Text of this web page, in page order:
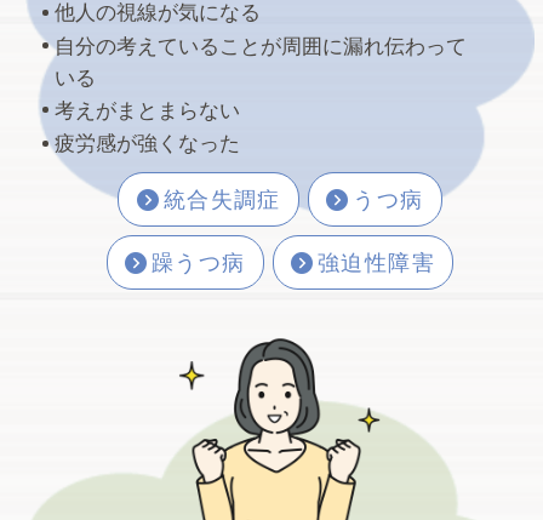
お腹の違和感が消えて元気になってきたの
で、早速サウナへ行きました。お店の前で順
番に並んでいると近所に住むと思…
2026.07.09
【月曜日（偶数週）の診療開始のお知らせ/８
月から】荒川区・町屋・東尾久で精神科・
心療内科をお探しの方へ
他人の視線が気になる
自分の考えていることが周囲に漏れ伝わって
いる
考えがまとまらない
疲労感が強くなった
統合失調症 うつ病
躁うつ病 強迫性障害